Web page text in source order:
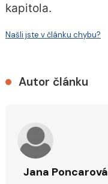
kapitola.
Našli jste v článku chybu?
Autor článku
Jana Poncarová